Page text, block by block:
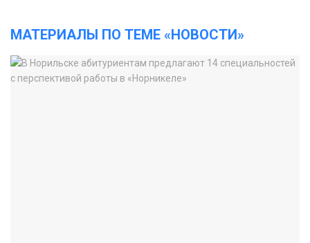
МАТЕРИАЛЫ ПО ТЕМЕ «НОВОСТИ»